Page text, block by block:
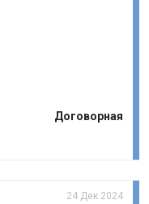
Договорная
24 Дек 2024